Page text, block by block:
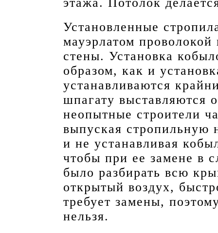
Установленные
мауэрлатом
стены. Установка
образом, как и
устанавливаются
шпагату выставляются
неопытные строители
выпуская стропильную
и не устанавливая
чтобы при ее замене в
было разбирать всю
открытый воздух,
требует замены,
нельзя.